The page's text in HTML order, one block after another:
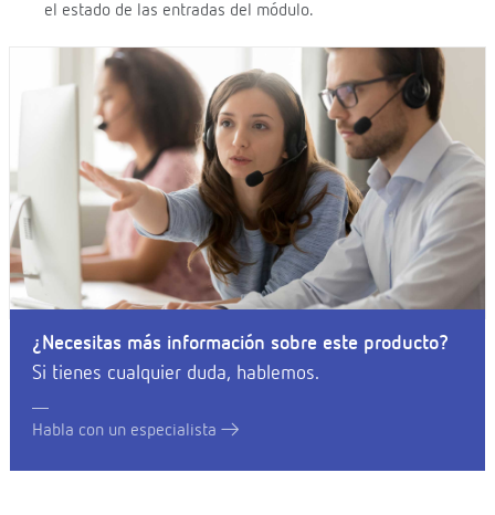
el estado de las entradas del módulo.
¿Necesitas más información sobre este producto?
Si tienes cualquier duda, hablemos.
Habla con un especialista